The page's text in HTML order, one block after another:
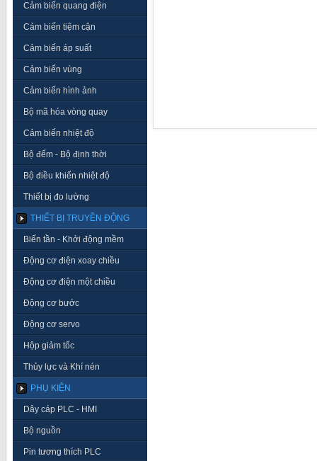
Cảm biến quang điện
Cảm biến tiệm cận
Cảm biến áp suất
Cảm biến vùng
Cảm biến hình ảnh
Bộ mã hóa vòng quay
Cảm biến nhiệt độ
Bộ đếm - Bộ định thời
Bộ điều khiển nhiệt độ
Thiết bị đo lường
THIẾT BỊ TRUYỀN ĐỘNG
Biến tần - Khởi động mềm
Động cơ điện xoay chiều
Động cơ điện một chiều
Động cơ bước
Động cơ servo
Hộp giảm tốc
Thủy lực và Khí nén
PHỤ KIỆN
Dây cáp PLC - HMI
Bộ nguồn
Pin tương thích PLC